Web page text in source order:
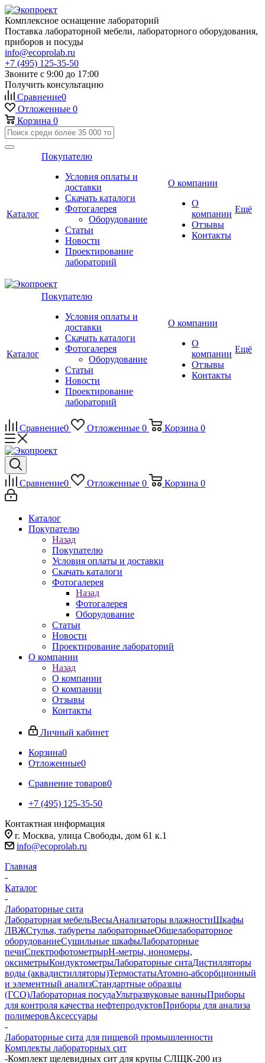
Комплексное оснащение лабораторий
Поставка лабораторной мебели, лабораторного оборудования,
приборов и посуды
info@ecoprolab.ru
+7 (495) 125-35-50
Звоните с 9:00 до 17:00
Получить консультацию
Сравнение0
Отложенные 0
Корзина 0
Каталог
Покупателю
Условия оплаты и
доставки
Скачать каталоги
Фотогалерея
Оборудование
Статьи
Новости
Проектирование
лабораторий
О компании
О
компании
Отзывы
Контакты
Ещё
Каталог
Покупателю
Условия оплаты и
доставки
Скачать каталоги
Фотогалерея
Оборудование
Статьи
Новости
Проектирование
лабораторий
О компании
О
компании
Отзывы
Контакты
Ещё
Сравнение0 Отложенные 0 Корзина 0
Сравнение0 Отложенные 0 Корзина 0
Каталог
Покупателю
Назад
Покупателю
Условия оплаты и доставки
Скачать каталоги
Фотогалерея
Назад
Фотогалерея
Оборудование
Статьи
Новости
Проектирование лабораторий
О компании
Назад
О компании
О компании
Отзывы
Контакты
Личный кабинет
Корзина0
Отложенные0
Сравнение товаров0
+7 (495) 125-35-50
Контактная информация
г. Москва, улица Свободы, дом 61 к.1
info@ecoprolab.ru
Главная
-
Каталог
-
Лабораторные сита
Лабораторная мебельВесыАнализаторы влажностиШкафы
ЛВЖСтулья, табуреты лабораторныеОбщелабораторное
оборудованиеСушильные шкафыЛабораторные
печиСпектрофотометрыpH-метры, иономеры,
оксиметрыКондуктометрыЛабораторные ситаДистилляторы
воды (аквадистилляторы)ТермостатыАтомно-абсорбционный
и элементный анализСтандартные образцы
(ГСО)Лабораторная посудаУльтразвуковые ванныПриборы
для контроля качества нефтепродуктовПриборы для анализа
полимеровАксессуары
-
Лабораторные сита для пищевой промышленности
Комплекты лабораторных сит
-Комплект щелевидных сит для крупы СЛЩК-200 из